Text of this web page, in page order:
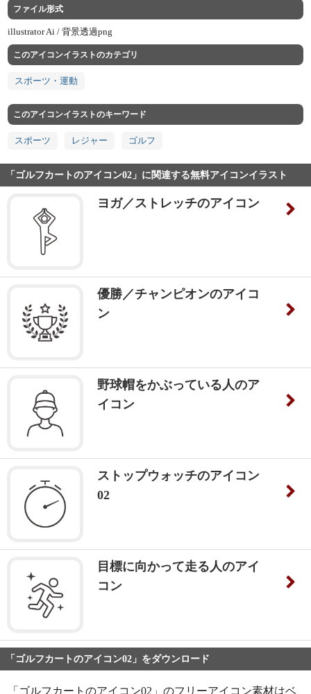
ファイル形式
illustrator Ai /背景透過png
このアイコンイラストのカテゴリ
スポーツ・運動
このアイコンイラストのキーワード
スポーツ レジャー ゴルフ
「ゴルフカートのアイコン02」に関連する無料アイコンイラスト
ヨガ／ストレッチのアイコン
優勝／チャンピオンのアイコ
ン
野球帽をかぶっている人のア
イコン
ストップウォッチのアイコン
02
目標に向かって走る人のアイ
コン
「ゴルフカートのアイコン02」をダウンロード
「ゴルフカートのアイコン02」のフリーアイコン素材はベ